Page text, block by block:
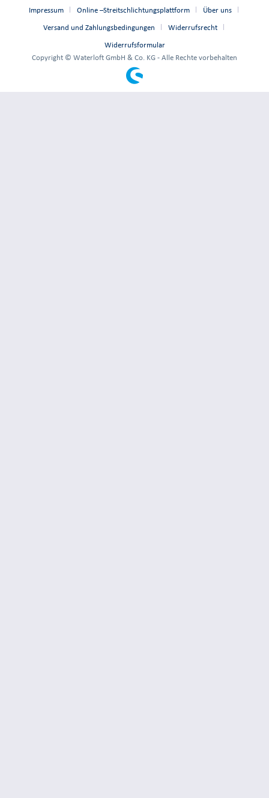
Impressum Online –Streitschlichtungsplattform Über uns
Versand und Zahlungsbedingungen Widerrufsrecht
Widerrufsformular
Copyright © Waterloft GmbH & Co. KG - Alle Rechte vorbehalten